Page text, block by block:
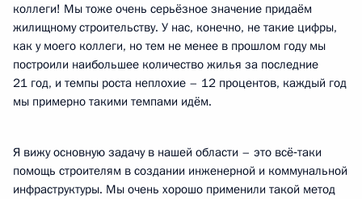
коллеги! Мы тоже очень серьёзное значение придаём
жилищному строительству. У нас, конечно, не такие цифры,
как у моего коллеги, но тем не менее в прошлом году мы
построили наибольшее количество жилья за последние
21 год, и темпы роста неплохие – 12 процентов, каждый год
мы примерно такими темпами идём.
Я вижу основную задачу в нашей области – это всё‑таки
помощь строителям в создании инженерной и коммунальной
инфраструктуры. Мы очень хорошо применили такой метод